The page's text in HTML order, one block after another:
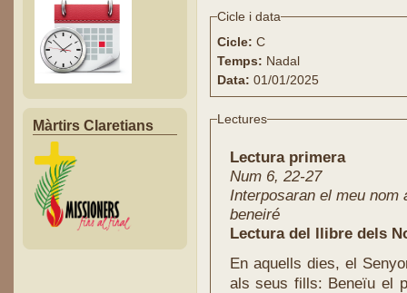
Màrtirs Claretians
Cicle i data
Cicle: C
Temps: Nadal
Data: 01/01/2025
Lectures
Lectura primera
Num 6, 22-27
Interposaran el meu nom
beneiré
Lectura del llibre dels
En aquells dies, el
als seus fills: Beneïu el